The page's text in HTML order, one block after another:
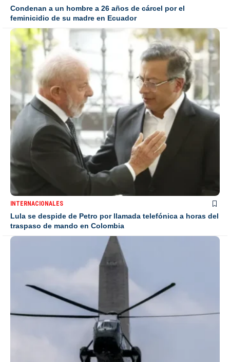
Condenan a un hombre a 26 años de cárcel por el
feminicidio de su madre en Ecuador
INTERNACIONALES
Lula se despide de Petro por llamada telefónica a horas del
traspaso de mando en Colombia